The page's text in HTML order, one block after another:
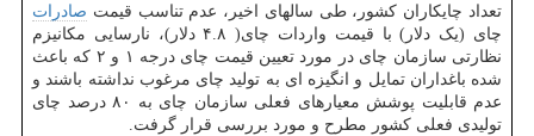
تعداد چایکاران کشور، طی سالهای اخیر، عدم تناسب قیمت صادرات
چای (یک دلار) با قیمت واردات چای( ۴.۸ دلار)، نارسایی مکانیزم
نظارتی سازمان چای در مورد تعیین قیمت چای درجه ۱ و ۲ که باعث
شده باغداران تمایل و انگیزه ای به تولید چای مرغوب نداشته باشند و
عدم قابلیت پوشش معیارهای فعلی سازمان چای به ۸۰ درصد چای
تولیدی فعلی کشور مطرح و مورد بررسی قرار گرفت.